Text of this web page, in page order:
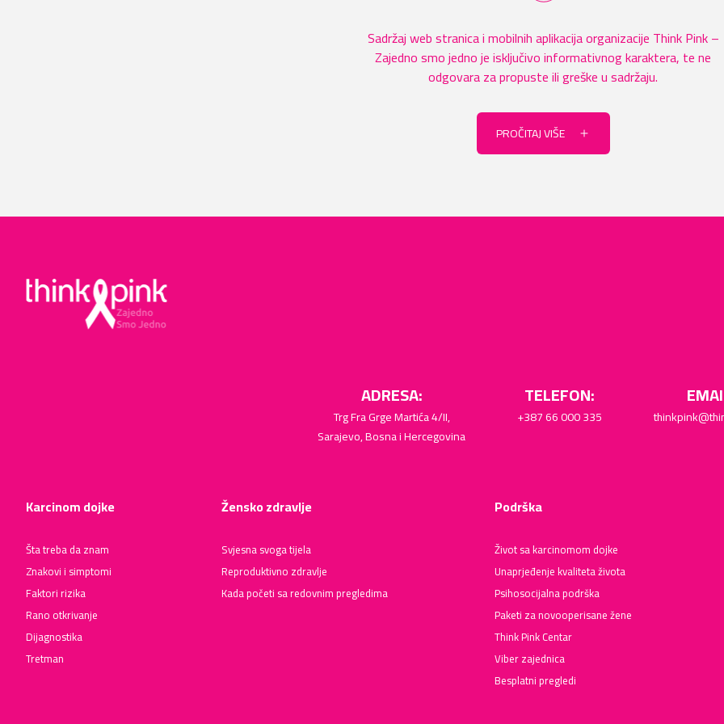
Sadržaj web stranica i mobilnih aplikacija organizacije Think Pink –
Zajedno smo jedno je isključivo informativnog karaktera, te ne
odgovara za propuste ili greške u sadržaju.
PROČITAJ VIŠE
ADRESA:
Trg Fra Grge Martića 4/II,
Sarajevo, Bosna i Hercegovina
TELEFON:
+387 66 000 335
Karcinom dojke
Šta treba da znam
Znakovi i simptomi
Faktori rizika
Rano otkrivanje
Dijagnostika
Tretman
Žensko zdravlje
Svjesna svoga tijela
Reproduktivno zdravlje
Kada početi sa redovnim pregledima
Podrška
Život sa karcinomom dojke
Unaprjeđenje kvaliteta života
Psihosocijalna podrška
Paketi za novooperisane žene
Think Pink Centar
Viber zajednica
Besplatni pregledi